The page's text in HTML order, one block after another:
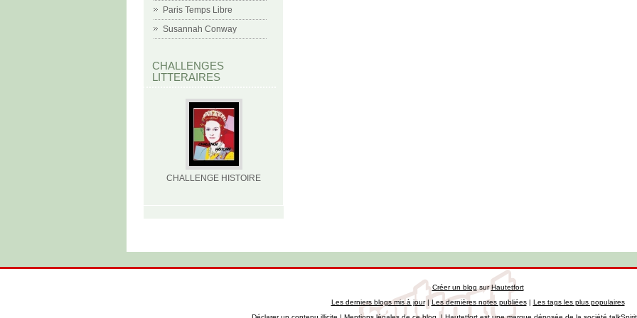
Paris Temps Libre
Susannah Conway
CHALLENGES
LITTERAIRES
CHALLENGE HISTOIRE
Créer un blog surHautetfort
Les derniers blogs mis à jour|Les dernières notes publiées| Les tags les plus populaires